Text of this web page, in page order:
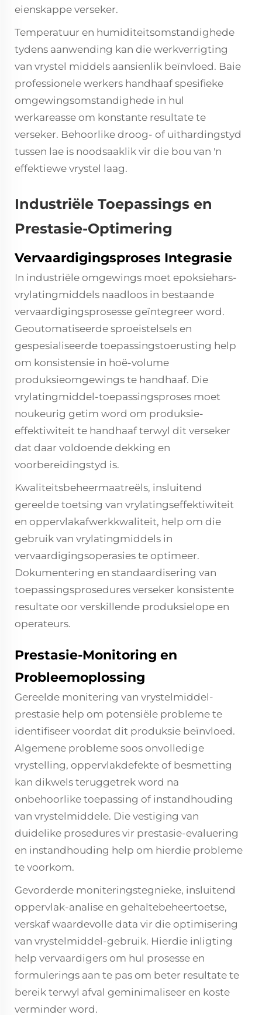
eienskappe verseker.
Temperatuur en humiditeitsomstandighede
tydens aanwending kan die werkverrigting
van vrystel middels aansienlik beïnvloed. Baie
professionele werkers handhaaf spesifieke
omgewingsomstandighede in hul
werkareasse om konstante resultate te
verseker. Behoorlike droog- of uithardingstyd
tussen lae is noodsaaklik vir die bou van 'n
effektiewe vrystel laag.
Industriële Toepassings en
Prestasie-Optimering
Vervaardigingsproses Integrasie
In industriële omgewings moet epoksiehars-
vrylatingmiddels naadloos in bestaande
vervaardigingsprosesse geïntegreer word.
Geoutomatiseerde sproeistelsels en
gespesialiseerde toepassingstoerusting help
om konsistensie in hoë-volume
produksieomgewings te handhaaf. Die
vrylatingmiddel-toepassingsproses moet
noukeurig getim word om produksie-
effektiwiteit te handhaaf terwyl dit verseker
dat daar voldoende dekking en
voorbereidingstyd is.
Kwaliteitsbeheermaatreëls, insluitend
gereelde toetsing van vrylatingseffektiwiteit
en oppervlakafwerkkwaliteit, help om die
gebruik van vrylatingmiddels in
vervaardigingsoperasies te optimeer.
Dokumentering en standaardisering van
toepassingsprosedures verseker konsistente
resultate oor verskillende produksielope en
operateurs.
Prestasie-Monitoring en
Probleemoplossing
Gereelde monitering van vrystelmiddel-
prestasie help om potensiële probleme te
identifiseer voordat dit produksie beïnvloed.
Algemene probleme soos onvolledige
vrystelling, oppervlakdefekte of besmetting
kan dikwels teruggetrek word na
onbehoorlike toepassing of instandhouding
van vrystelmiddele. Die vestiging van
duidelike prosedures vir prestasie-evaluering
en instandhouding help om hierdie probleme
te voorkom.
Gevorderde moniteringstegnieke, insluitend
oppervlak-analise en gehaltebeheertoetse,
verskaf waardevolle data vir die optimisering
van vrystelmiddel-gebruik. Hierdie inligting
help vervaardigers om hul prosesse en
formulerings aan te pas om beter resultate te
bereik terwyl afval geminimaliseer en koste
verminder word.